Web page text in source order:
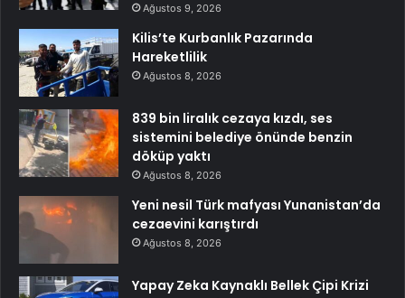
Ağustos 9, 2026
Kilis’te Kurbanlık Pazarında
Hareketlilik
Ağustos 8, 2026
839 bin liralık cezaya kızdı, ses
sistemini belediye önünde benzin
döküp yaktı
Ağustos 8, 2026
Yeni nesil Türk mafyası Yunanistan’da
cezaevini karıştırdı
Ağustos 8, 2026
Yapay Zeka Kaynaklı Bellek Çipi Krizi